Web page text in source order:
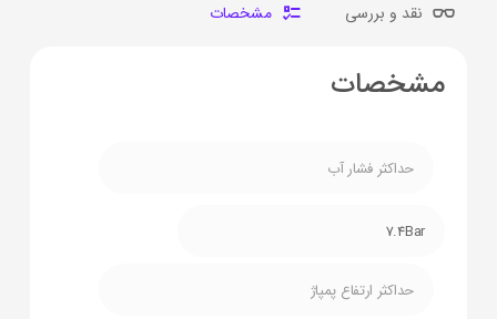
نقد و بررسی مشخصات
مشخصات
حداکثر فشار آب
7.4Bar
حداکثر ارتفاع پمپاژ